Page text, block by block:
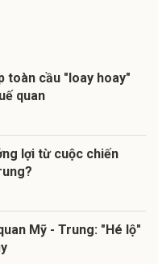
toàn cầu "loay hoay"
quan
lợi từ cuộc chiến
Mỹ - Trung: "Hé lộ"